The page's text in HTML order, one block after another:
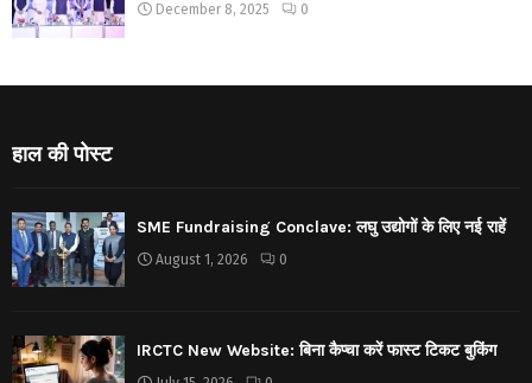
December 8, 2025 0
हाल की पोस्ट
SME Fundraising Conclave: लघु उद्योगों के लिए नई राहें
August 1, 2026 0
IRCTC New Website: बिना कैप्चा करें फास्ट टिकट बुकिंग